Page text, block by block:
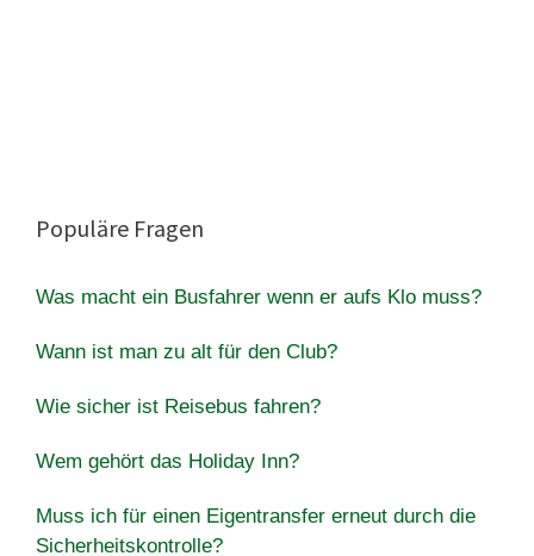
Populäre Fragen
Was macht ein Busfahrer wenn er aufs Klo muss?
Wann ist man zu alt für den Club?
Wie sicher ist Reisebus fahren?
Wem gehört das Holiday Inn?
Muss ich für einen Eigentransfer erneut durch die
Sicherheitskontrolle?